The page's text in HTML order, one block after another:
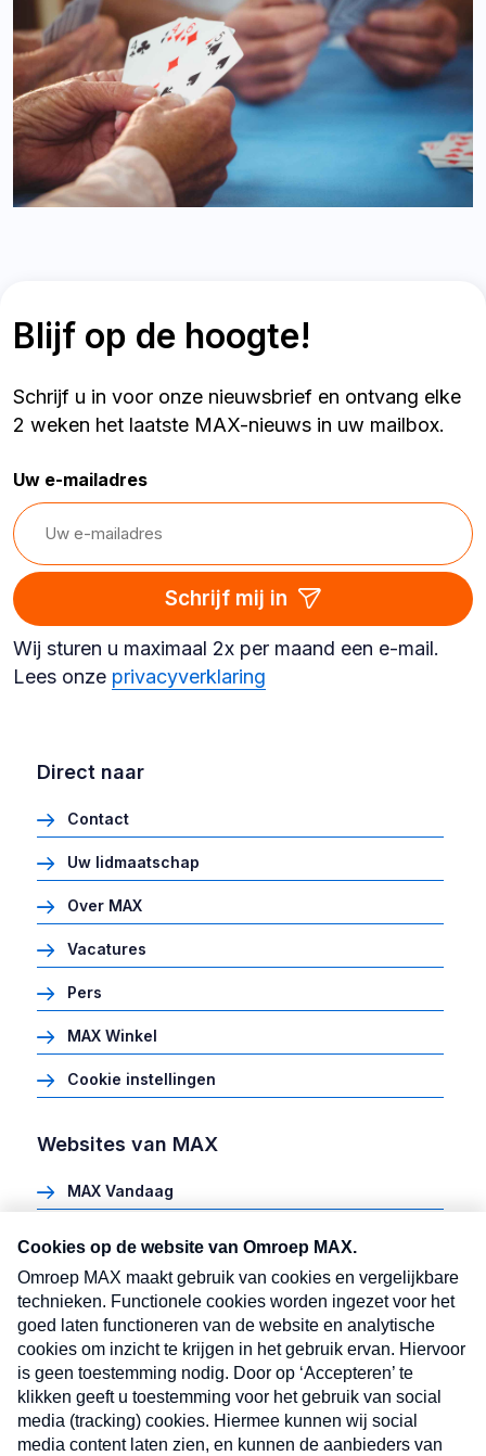
Blijf op de hoogte!
Schrijf u in voor onze nieuwsbrief en ontvang elke
2 weken het laatste MAX-nieuws in uw mailbox.
Uw e-mailadres
Schrijf mij in
Wij sturen u maximaal 2x per maand een e-mail.
Lees onze privacyverklaring
Direct naar
Contact
Uw lidmaatschap
Over MAX
Vacatures
Pers
MAX Winkel
Cookie instellingen
Websites van MAX
MAX Vandaag
Meldpunt Actueel
MAX vakantieman
MAX Meeting Point
MAX Maakt Mogelijk
Cookie instellingen